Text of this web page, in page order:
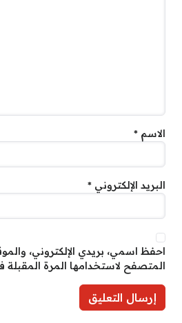
الاسم *
البريد الإلكتروني *
احفظ اسمي، بريدي الإلكتروني،
المتصفح لاستخدامها المرة المقبلة